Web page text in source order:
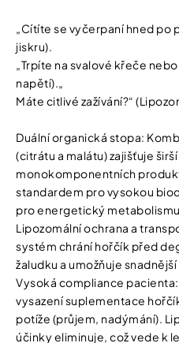
„Cítíte se vyčerpaní hned po
jiskru).
„Trpíte na svalové křeče
napětí).„
Máte citlivé zažívání?“
Duální organická stopa:
(citrátu a malátu) zajišťuje
monokomponentních
standardem pro vysokou
pro energetický
Lipozomální ochrana a
systém chrání hořčík před
žaludku a umožňuje
Vysoká compliance
vysazení suplementace
potíže (průjem, nadýmání).
účinky eliminuje, což vede k